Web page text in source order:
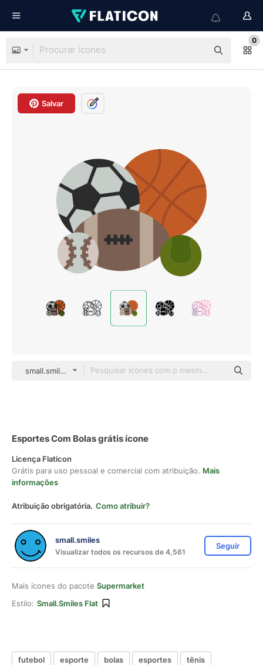
0
Salvar
small.smiles Flat
Esportes Com Bolas grátis ícone
Licença Flaticon
Grátis para uso pessoal e comercial com atribuição. Mais
informações
Atribuição obrigatória. Como atribuir?
small.smiles
Visualizar todos os recursos de 4,561
Seguir
Mais ícones do pacote Supermarket
Estilo: Small.smiles Flat
futebol esporte bolas esportes
tênis